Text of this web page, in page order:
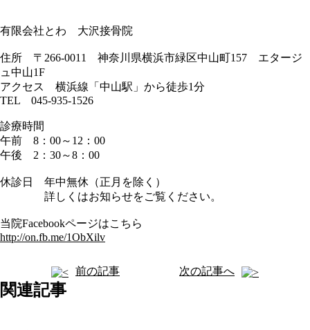
有限会社とわ 大沢接骨院
住所 〒266-0011 神奈川県横浜市緑区中山町157 エタージ
ュ中山1F
アクセス 横浜線「中山駅」から徒歩1分
TEL 045-935-1526
診療時間
午前 8：00～12：00
午後 2：30～8：00
休診日 年中無休（正月を除く）
詳しくはお知らせをご覧ください。
当院Facebookページはこちら
http://on.fb.me/1ObXilv
前の記事 次の記事へ
関連記事